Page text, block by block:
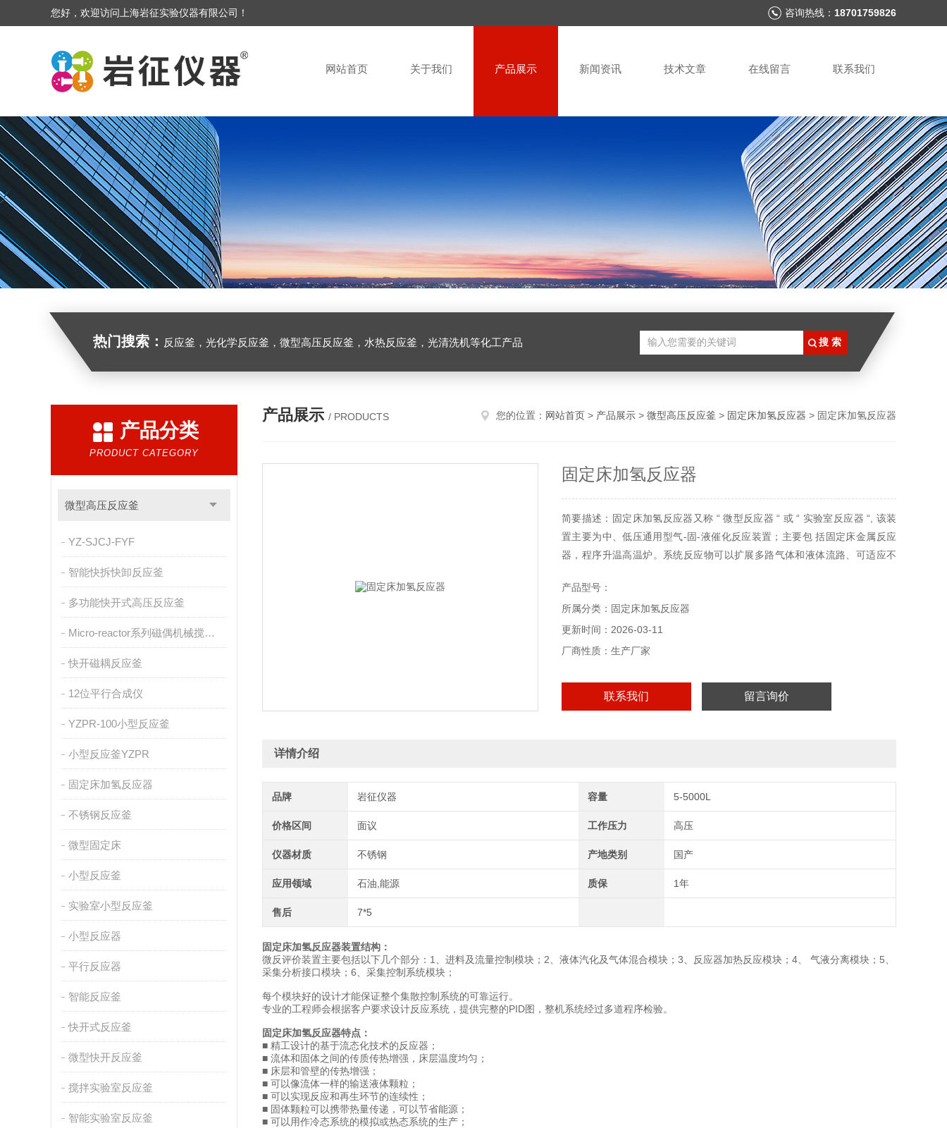
您好，欢迎访问上海岩征实验仪器有限公司！ 咨询热线： 18701759826
网站首页 关于我们 产品展示 新闻资讯 技术文章 在线留言 联系我们
热门搜索： 反应釜，光化学反应釜，微型高压反应釜，水热反应釜，光清洗机等化工产品
产品分类
PRODUCT CATEGORY
微型高压反应釜
YZ-SJCJ-FYF
智能快拆快卸反应釜
多功能快开式高压反应釜
Micro-reactor系列磁偶机械搅拌反应釜
快开磁耦反应釜
12位平行合成仪
YZPR-100小型反应釜
小型反应釜YZPR
固定床加氢反应器
不锈钢反应釜
微型固定床
小型反应釜
实验室小型反应釜
小型反应器
平行反应器
智能反应釜
快开式反应釜
微型快开反应釜
搅拌实验室反应釜
智能实验室反应釜
产品展示 / PRODUCTS 您的位置： 网站首页 > 产品展示 > 微型高压反应釜 > 固定床加氢反应器 > 固定床加氢反应器
固定床加氢反应器
简要描述：固定床加氢反应器又称 “ 微型反应器 “ 或 “ 实验室反应器 “, 该装
置主要为中、低压通用型气-固-液催化反应装置；主要包 括固定床金属反应
器，程序升温高温炉。系统反应物可以扩展多路气体和液体流路、可适应不
式。反应气与色谱载气可以并用或串联方式，反应后的产物可以通过开关阀
或六通阀间隔性采样，在线分析，数据处理。
产品型号：
所属分类：固定床加氢反应器
更新时间：2026-03-11
厂商性质：生产厂家
联系我们 留言询价
详情介绍
品牌 岩征仪器 容量 5-5000L
价格区间 面议 工作压力 高压
仪器材质 不锈钢 产地类别 国产
应用领域 石油,能源 质保 1年
售后 7*5
固定床加氢反应器装置结构：
微反评价装置主要包括以下几个部分：1、进料及流量控制模块；2、液体汽化及气体混合模块；3、反应器加热反应模块；4、 气液分离模块；5、
采集分析接口模块；6、采集控制系统模块；
每个模块好的设计才能保证整个集散控制系统的可靠运行。
专业的工程师会根据客户要求设计反应系统，提供完整的PID图，整机系统经过多道程序检验。
固定床加氢反应器特点：
■ 精工设计的基于流态化技术的反应器；
■ 流体和固体之间的传质传热增强，床层温度均匀；
■ 床层和管壁的传热增强；
■ 可以像流体一样的输送液体颗粒；
■ 可以实现反应和再生环节的连续性；
■ 固体颗粒可以携带热量传递，可以节省能源；
■ 可以用作冷态系统的模拟或热态系统的生产；